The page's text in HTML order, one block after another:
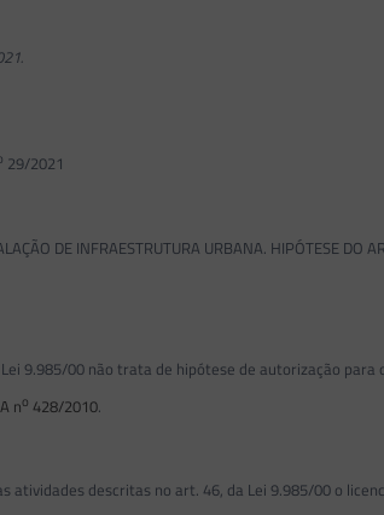
29/2021
DE INFRAESTRUTURA URBANA. HIPÓTESE DO
00 não trata de hipótese de autorização para
no 428/2010.
descritas no art. 46, da Lei 9.985/00 o